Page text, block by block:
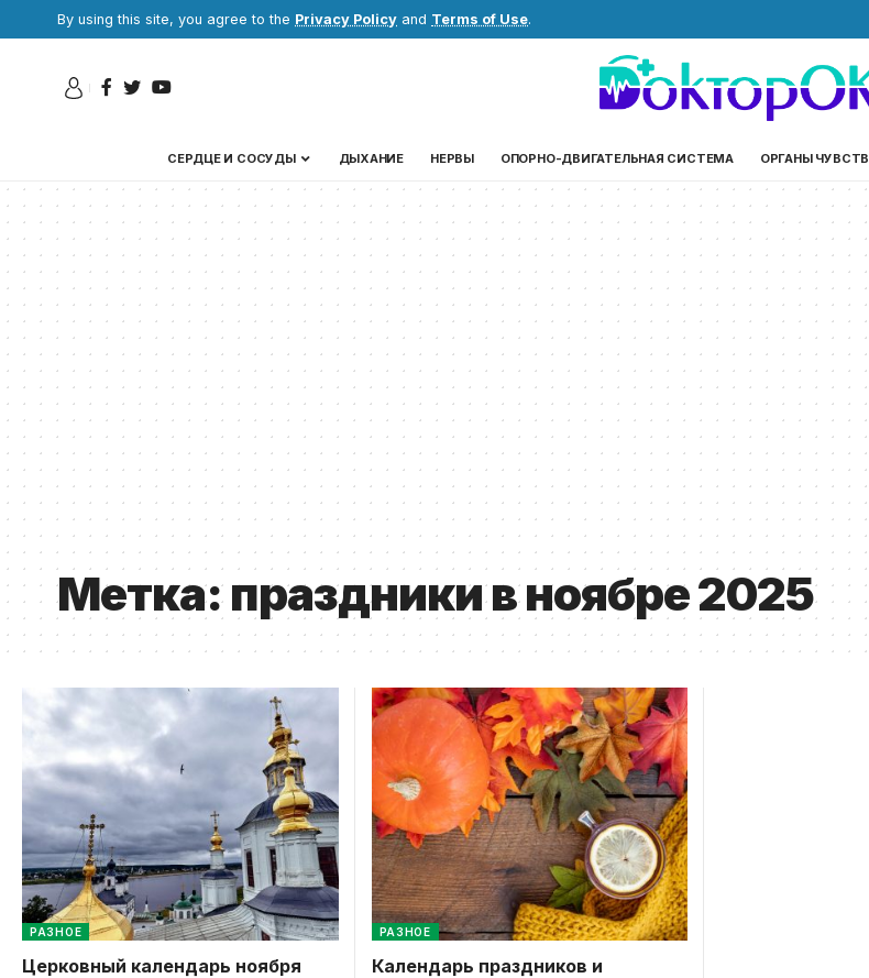
By using this site, you agree to the Privacy Policy and Terms of Use.
СЕРДЦЕ И СОСУДЫ ДЫХАНИЕ НЕРВЫ ОПОРНО-ДВИГАТЕЛЬНАЯ СИСТЕМА ОРГАНЫ ЧУВСТВ
Метка:праздники в ноябре 2025
РАЗНОЕ
Церковный календарь ноября
РАЗНОЕ
Календарь праздников и